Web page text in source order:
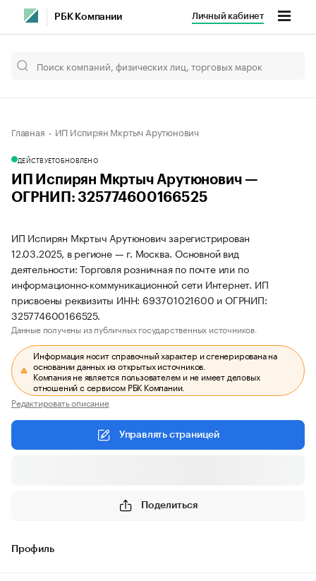
РБК Компании Личный кабинет
Главная ИП Испирян Мкртыч Арутюнович
ДЕЙСТВУЕТОБНОВЛЕНО
ИП Испирян Мкртыч Арутюнович —
ОГРНИП: 325774600166525
ИП Испирян Мкртыч Арутюнович зарегистрирован
12.03.2025, в регионе — г. Москва. Основной вид
деятельности: Торговля розничная по почте или по
информационно-коммуникационной сети Интернет. ИП
присвоены реквизиты ИНН: 693701021600 и ОГРНИП:
325774600166525.
Данные получены из публичных государственных источников.
Информация носит справочный характер и сгенерирована на
основании данных из открытых источников.
Компания не является пользователем и не имеет деловых
отношений с сервисом РБК Компании.
Редактировать описание
Управлять страницей
Поделиться
Профиль